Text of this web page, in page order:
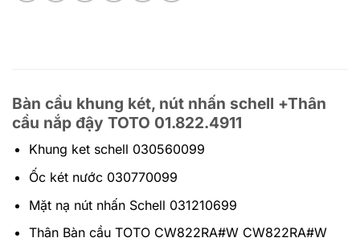
Bàn cầu khung két, nút nhấn schell +Thân
cầu nắp đậy TOTO 01.822.4911
Khung ket schell 030560099
Ốc két nước 030770099
Mặt nạ nút nhấn Schell 031210699
Thân Bàn cầu TOTO CW822RA#W CW822RA#W